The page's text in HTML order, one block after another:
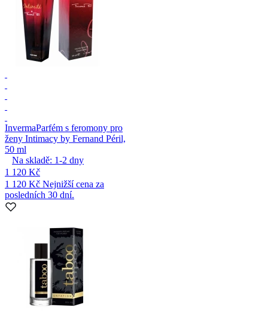
InvermaParfém s feromony pro
ženy Intimacy by Fernand Péril,
50 ml
Na skladě: 1-2 dny
1 120 Kč
1 120 Kč Nejnižší cena za
posledních 30 dní.